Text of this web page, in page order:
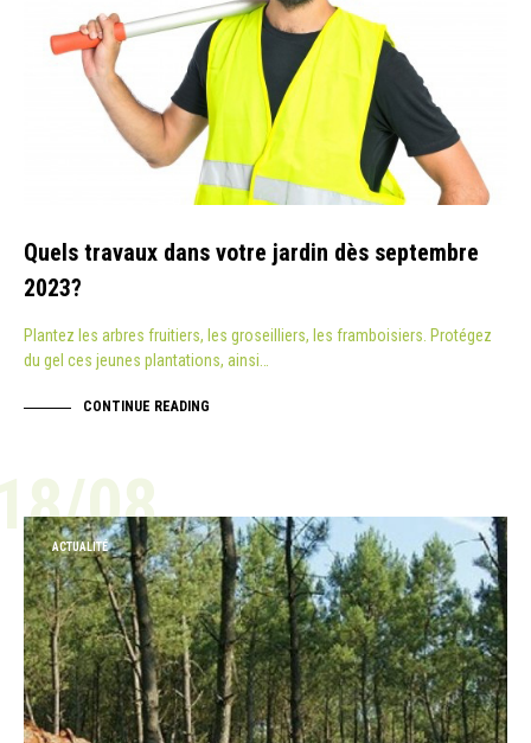
Quels travaux dans votre jardin dès septembre
2023?
Plantez les arbres fruitiers, les groseilliers, les framboisiers. Protégez
du gel ces jeunes plantations, ainsi…
CONTINUE READING
08
ACTUALITÉ